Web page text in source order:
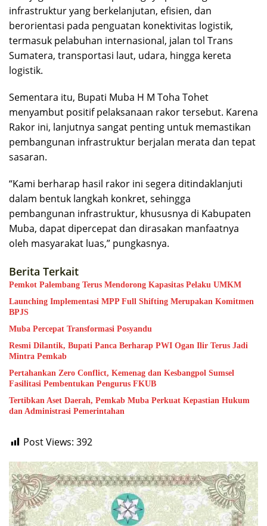
infrastruktur yang berkelanjutan, efisien, dan
berorientasi pada penguatan konektivitas logistik,
termasuk pelabuhan internasional, jalan tol Trans
Sumatera, transportasi laut, udara, hingga kereta
logistik.
Sementara itu, Bupati Muba H M Toha Tohet
menyambut positif pelaksanaan rakor tersebut. Karena
Rakor ini, lanjutnya sangat penting untuk memastikan
pembangunan infrastruktur berjalan merata dan tepat
sasaran.
“Kami berharap hasil rakor ini segera ditindaklanjuti
dalam bentuk langkah konkret, sehingga
pembangunan infrastruktur, khususnya di Kabupaten
Muba, dapat dipercepat dan dirasakan manfaatnya
oleh masyarakat luas,” pungkasnya.
Berita Terkait
Pemkot Palembang Terus Mendorong Kapasitas Pelaku UMKM
Launching Implementasi MPP Full Shifting Merupakan Komitmen
BPJS
Muba Percepat Transformasi Posyandu
Resmi Dilantik, Bupati Panca Berharap PWI Ogan Ilir Terus Jadi
Mintra Pemkab
Pertahankan Zero Conflict, Kemenag dan Kesbangpol Sumsel
Fasilitasi Pembentukan Pengurus FKUB
Tertibkan Aset Daerah, Pemkab Muba Perkuat Kepastian Hukum
dan Administrasi Pemerintahan
Post Views: 392